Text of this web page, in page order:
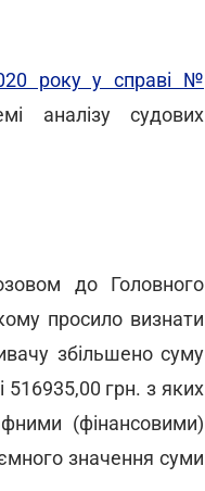
року у справі №
аналізу судових
до Головного
просило визнати
збільшено суму
516935,00 грн. з яких
(фінансовими)
значення суми